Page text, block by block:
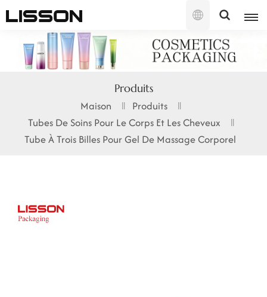
Français
English
français
русский
Produits
Maison
Produits
Tubes De Soins Pour Le Corps Et Les Cheveux
Tube À Trois Billes Pour Gel De Massage Corporel